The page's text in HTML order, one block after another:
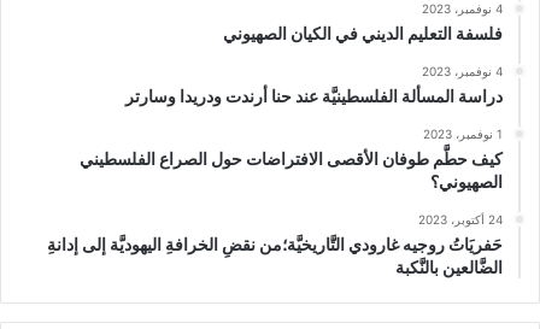
4 نوفمبر، 2023
فلسفة التعليم الديني في الكيان الصهيوني
4 نوفمبر، 2023
دراسة المسألة الفلسطينيَّة عند حنا أرندت ودريدا وسارتر
1 نوفمبر، 2023
كيف حطَّم طوفان الأقصى الافتراضات حول الصراع الفلسطيني
الصهيوني؟
24 أكتوبر، 2023
حَفريَاتُ روجيه غارودي التَّاريخيَّة؛من نقضِ الخرافةِ اليهوديَّة إلى إدانةِ
الضَّالعين بالنَّكبة